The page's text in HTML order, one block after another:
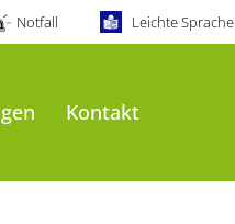
Notfall Leichte Sprache
Kontakt